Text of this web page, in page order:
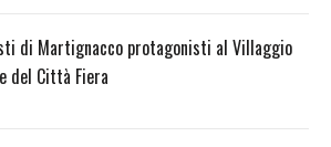
di Martignacco protagonisti al Villaggio
del Città Fiera